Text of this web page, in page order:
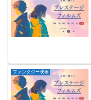
ファンタジー映画